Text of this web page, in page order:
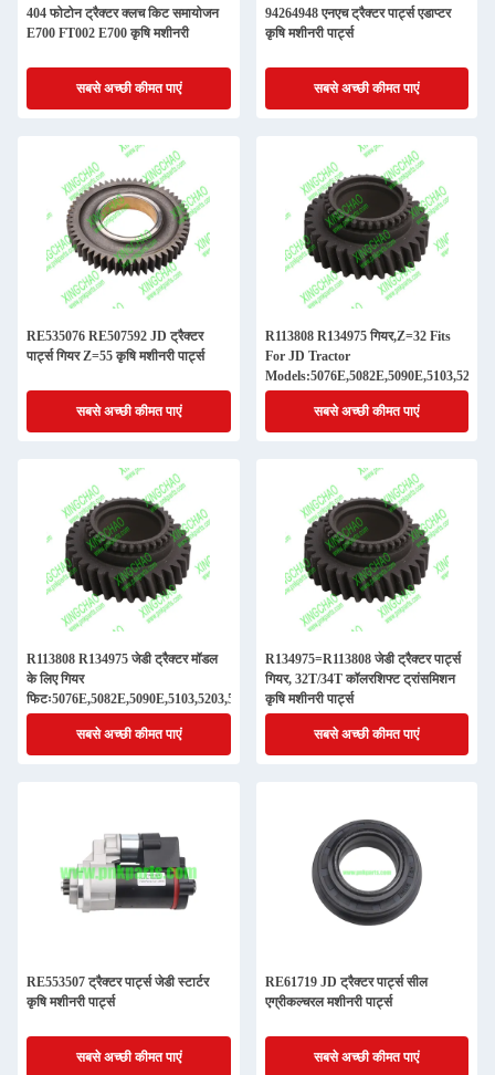
404 फोटोन ट्रैक्टर क्लच किट समायोजन
E700 FT002 E700 कृषि मशीनरी
सबसे अच्छी कीमत पाएं
94264948 एनएच ट्रैक्टर पार्ट्स एडाप्टर
कृषि मशीनरी पार्ट्स
सबसे अच्छी कीमत पाएं
RE535076 RE507592 JD ट्रैक्टर
पार्ट्स गियर Z=55 कृषि मशीनरी पार्ट्स
सबसे अच्छी कीमत पाएं
R113808 R134975 गियर,Z=32 Fits
For JD Tractor
सबसे अच्छी कीमत पाएं
R113808 R134975 जेडी ट्रैक्टर मॉडल
के लिए गियर
फिटः5076E,5082E,5090E,5103,5203,530
सबसे अच्छी कीमत पाएं
R134975=R113808 जेडी ट्रैक्टर पार्ट्स
गियर, 32T/34T कॉलरशिफ्ट ट्रांसमिशन
कृषि मशीनरी पार्ट्स
सबसे अच्छी कीमत पाएं
RE553507 ट्रैक्टर पार्ट्स जेडी स्टार्टर
कृषि मशीनरी पार्ट्स
सबसे अच्छी कीमत पाएं
RE61719 JD ट्रैक्टर पार्ट्स सील
एग्रीकल्चरल मशीनरी पार्ट्स
सबसे अच्छी कीमत पाएं